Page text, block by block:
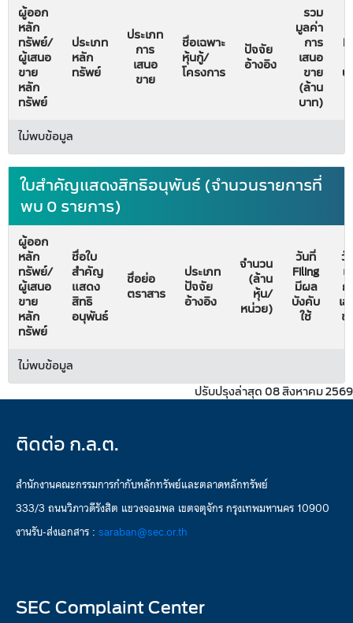
ผู้ออก
หลัก
ทรัพย์/
ผู้เสนอ
ขาย
หลัก
ทรัพย์
ประเภท
หลัก
ทรัพย์
ประเภท
การ
เสนอ
ขาย
ชื่อเฉพาะ
หุ้นกู้/
โครงการ
ปัจจัย
อ้างอิง
รวม
มูลค่า
การ
เสนอ
ขาย
(ล้าน
บาท)
บั
ไม่พบข้อมูล
ใบสำคัญแสดงสิทธิอนุพันธ์ (จำนวนรายการที่
พบ 0 รายการ)
ผู้ออก
หลัก
ทรัพย์/
ผู้เสนอ
ขาย
หลัก
ทรัพย์
ชื่อใบ
สำคัญ
แสดง
สิทธิ
อนุพันธ์
ชื่อย่อ
ตราสาร
ประเภท
ปัจจัย
อ้างอิง
จำนวน
(ล้าน
หุ้น/
หน่วย)
วันที่
Filing
มีผล
บังคับ
ใช้
วั
เ
ก
เ
ข
ไม่พบข้อมูล
ปรับปรุงล่าสุด 08 สิงหาคม 2569
ติดต่อ ก.ล.ต.
สำนักงานคณะกรรมการกำกับหลักทรัพย์และตลาดหลักทรัพย์
333/3 ถนนวิภาวดีรังสิต แขวงจอมพล เขตจตุจักร กรุงเทพมหานคร 10900
งานรับ-ส่งเอกสาร : saraban@sec.or.th
SEC Complaint Center